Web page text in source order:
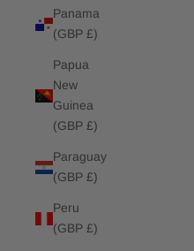
Panama
(GBP £)
Papua
New
Guinea
(GBP £)
Paraguay
(GBP £)
Peru
(GBP £)